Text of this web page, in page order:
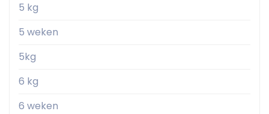
5 kg
5 weken
5kg
6 kg
6 weken